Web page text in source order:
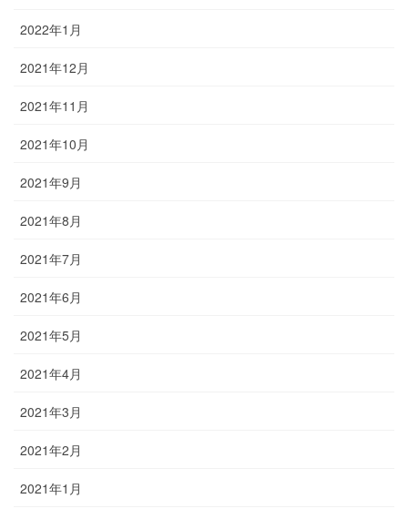
2022年1月
2021年12月
2021年11月
2021年10月
2021年9月
2021年8月
2021年7月
2021年6月
2021年5月
2021年4月
2021年3月
2021年2月
2021年1月